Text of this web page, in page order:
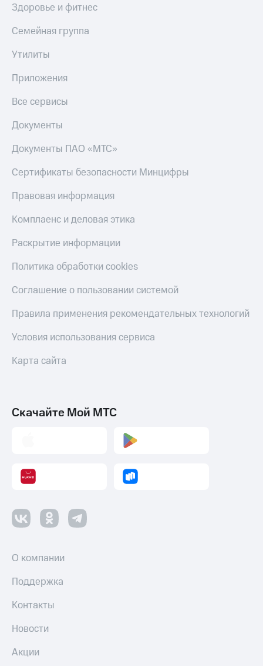
Здоровье и фитнес
Семейная группа
Утилиты
Приложения
Все сервисы
Документы
Документы ПАО «МТС»
Сертификаты безопасности Минцифры
Правовая информация
Комплаенс и деловая этика
Раскрытие информации
Политика обработки cookies
Соглашение о пользовании системой
Правила применения рекомендательных технологий
Условия использования сервиса
Карта сайта
Скачайте Мой МТС
О компании
Поддержка
Контакты
Новости
Акции